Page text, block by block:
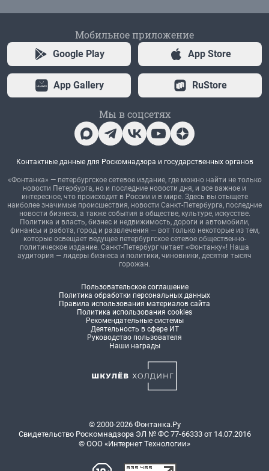
Мобильное приложение
Google Play App Store
App Gallery RuStore
Мы в соцсетях
Контактные данные для Роскомнадзора и государственных органов
«Фонтанка» — петербургское сетевое издание, где можно найти не только
новости Петербурга, но и последние новости дня, и все важное и
интересное, что происходит в России и в мире. Здесь вы отыщете
наиболее значимые происшествия, новости Санкт-Петербурга, последние
новости бизнеса, а также события в обществе, культуре, искусстве.
Политика и власть, бизнес и недвижимость, дороги и автомобили,
финансы и работа, город и развлечения — вот только некоторые из тем,
которые освещает ведущее петербургское сетевое общественно-
политическое издание. Санкт-Петербург читает «Фонтанку»! Наша
аудитория — лидеры бизнеса и политики, чиновники, десятки тысяч
горожан.
Пользовательское соглашение
Политика обработки персональных данных
Правила использования материалов сайта
Политика использования cookies
Рекомендательные системы
Деятельность в сфере ИТ
Руководство пользователя
Наши награды
© 2000-2026 Фонтанка.Ру
Свидетельство Роскомнадзора ЭЛ № ФС 77-66333 от 14.07.2016
© ООО «Интернет Технологии»